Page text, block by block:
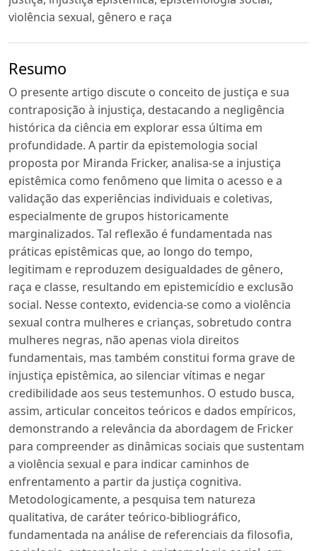
violência sexual, gênero e raça
Resumo
O presente artigo discute o conceito de justiça e sua
contraposição à injustiça, destacando a negligência
histórica da ciência em explorar essa última em
profundidade. A partir da epistemologia social
proposta por Miranda Fricker, analisa-se a injustiça
epistêmica como fenômeno que limita o acesso e a
validação das experiências individuais e coletivas,
especialmente de grupos historicamente
marginalizados. Tal reflexão é fundamentada nas
práticas epistêmicas que, ao longo do tempo,
legitimam e reproduzem desigualdades de gênero,
raça e classe, resultando em epistemicídio e exclusão
social. Nesse contexto, evidencia-se como a violência
sexual contra mulheres e crianças, sobretudo contra
mulheres negras, não apenas viola direitos
fundamentais, mas também constitui forma grave de
injustiça epistêmica, ao silenciar vítimas e negar
credibilidade aos seus testemunhos. O estudo busca,
assim, articular conceitos teóricos e dados empíricos,
demonstrando a relevância da abordagem de Fricker
para compreender as dinâmicas sociais que sustentam
a violência sexual e para indicar caminhos de
enfrentamento a partir da justiça cognitiva.
Metodologicamente, a pesquisa tem natureza
qualitativa, de caráter teórico-bibliográfico,
fundamentada na análise de referenciais da filosofia,